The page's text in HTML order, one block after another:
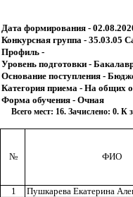
Дата формирования -
Конкурсная группа - 35.03.05
Профиль -
Уровень подготовки -
Основание поступления -
Категория приема - На общих
Форма обучения - Очная
Всего мест: 16. Зачислено: 0. К
№ ФИО
1 Пушкарева Екатерина